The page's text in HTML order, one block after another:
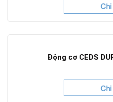
Động cơ CEDS